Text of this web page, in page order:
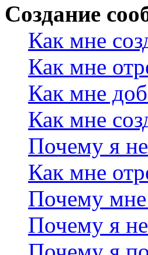
Создание
Как мне
Как мне
Как мне
Как мне
Почему я
Как мне
Почему
Почему я